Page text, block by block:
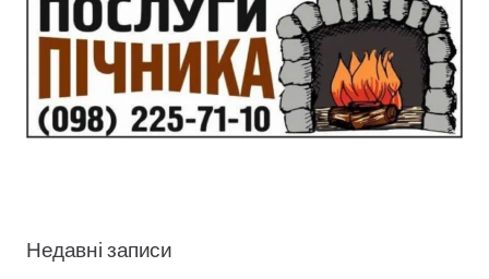
Недавні записи